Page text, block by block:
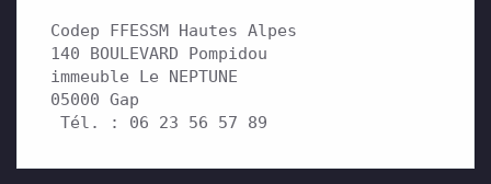
Codep FFESSM Hautes Alpes
140 BOULEVARD Pompidou
immeuble Le NEPTUNE
05000 Gap
Tél. : 06 23 56 57 89